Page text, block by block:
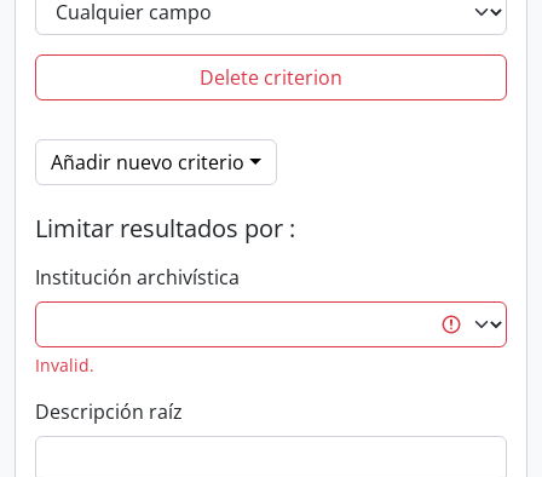
Delete criterion
Añadir nuevo criterio
Limitar resultados por :
Institución archivística
Invalid.
Descripción raíz